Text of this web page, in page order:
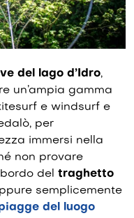
del lago d’Idro,
un’ampia gamma
e windsurf e
per
immersi nella
non provare
del traghetto
semplicemente
del luogo